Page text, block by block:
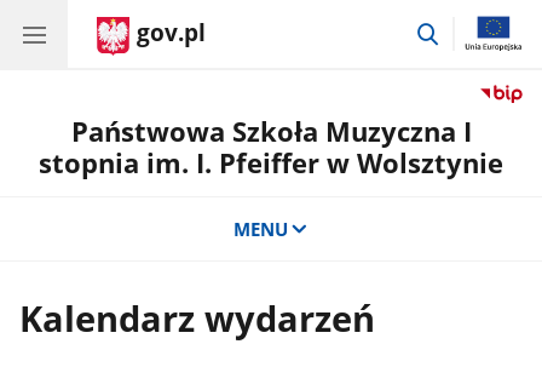
gov.pl
przejdź
Państwowa Szkoła Muzyczna I
stopnia im. I. Pfeiffer w Wolsztynie
MENU
Kalendarz wydarzeń